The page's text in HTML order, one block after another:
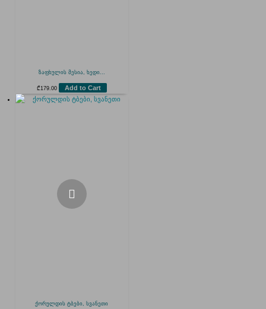
ზაფხულის მესია, ხედი...
₾ 179.00 Add to Cart
ქორულდის ტბები, სვანეთი